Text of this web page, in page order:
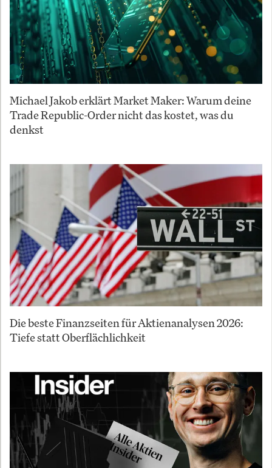
Michael Jakob erklärt Market Maker: Warum deine
Trade Republic-Order nicht das kostet, was du
denkst
Die beste Finanzseiten für Aktienanalysen 2026:
Tiefe statt Oberflächlichkeit